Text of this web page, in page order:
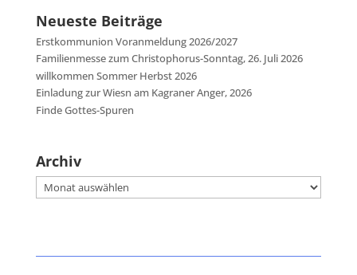
Neueste Beiträge
Erstkommunion Voranmeldung 2026/2027
Familienmesse zum Christophorus-Sonntag, 26. Juli 2026
willkommen Sommer Herbst 2026
Einladung zur Wiesn am Kagraner Anger, 2026
Finde Gottes-Spuren
Archiv
Archiv